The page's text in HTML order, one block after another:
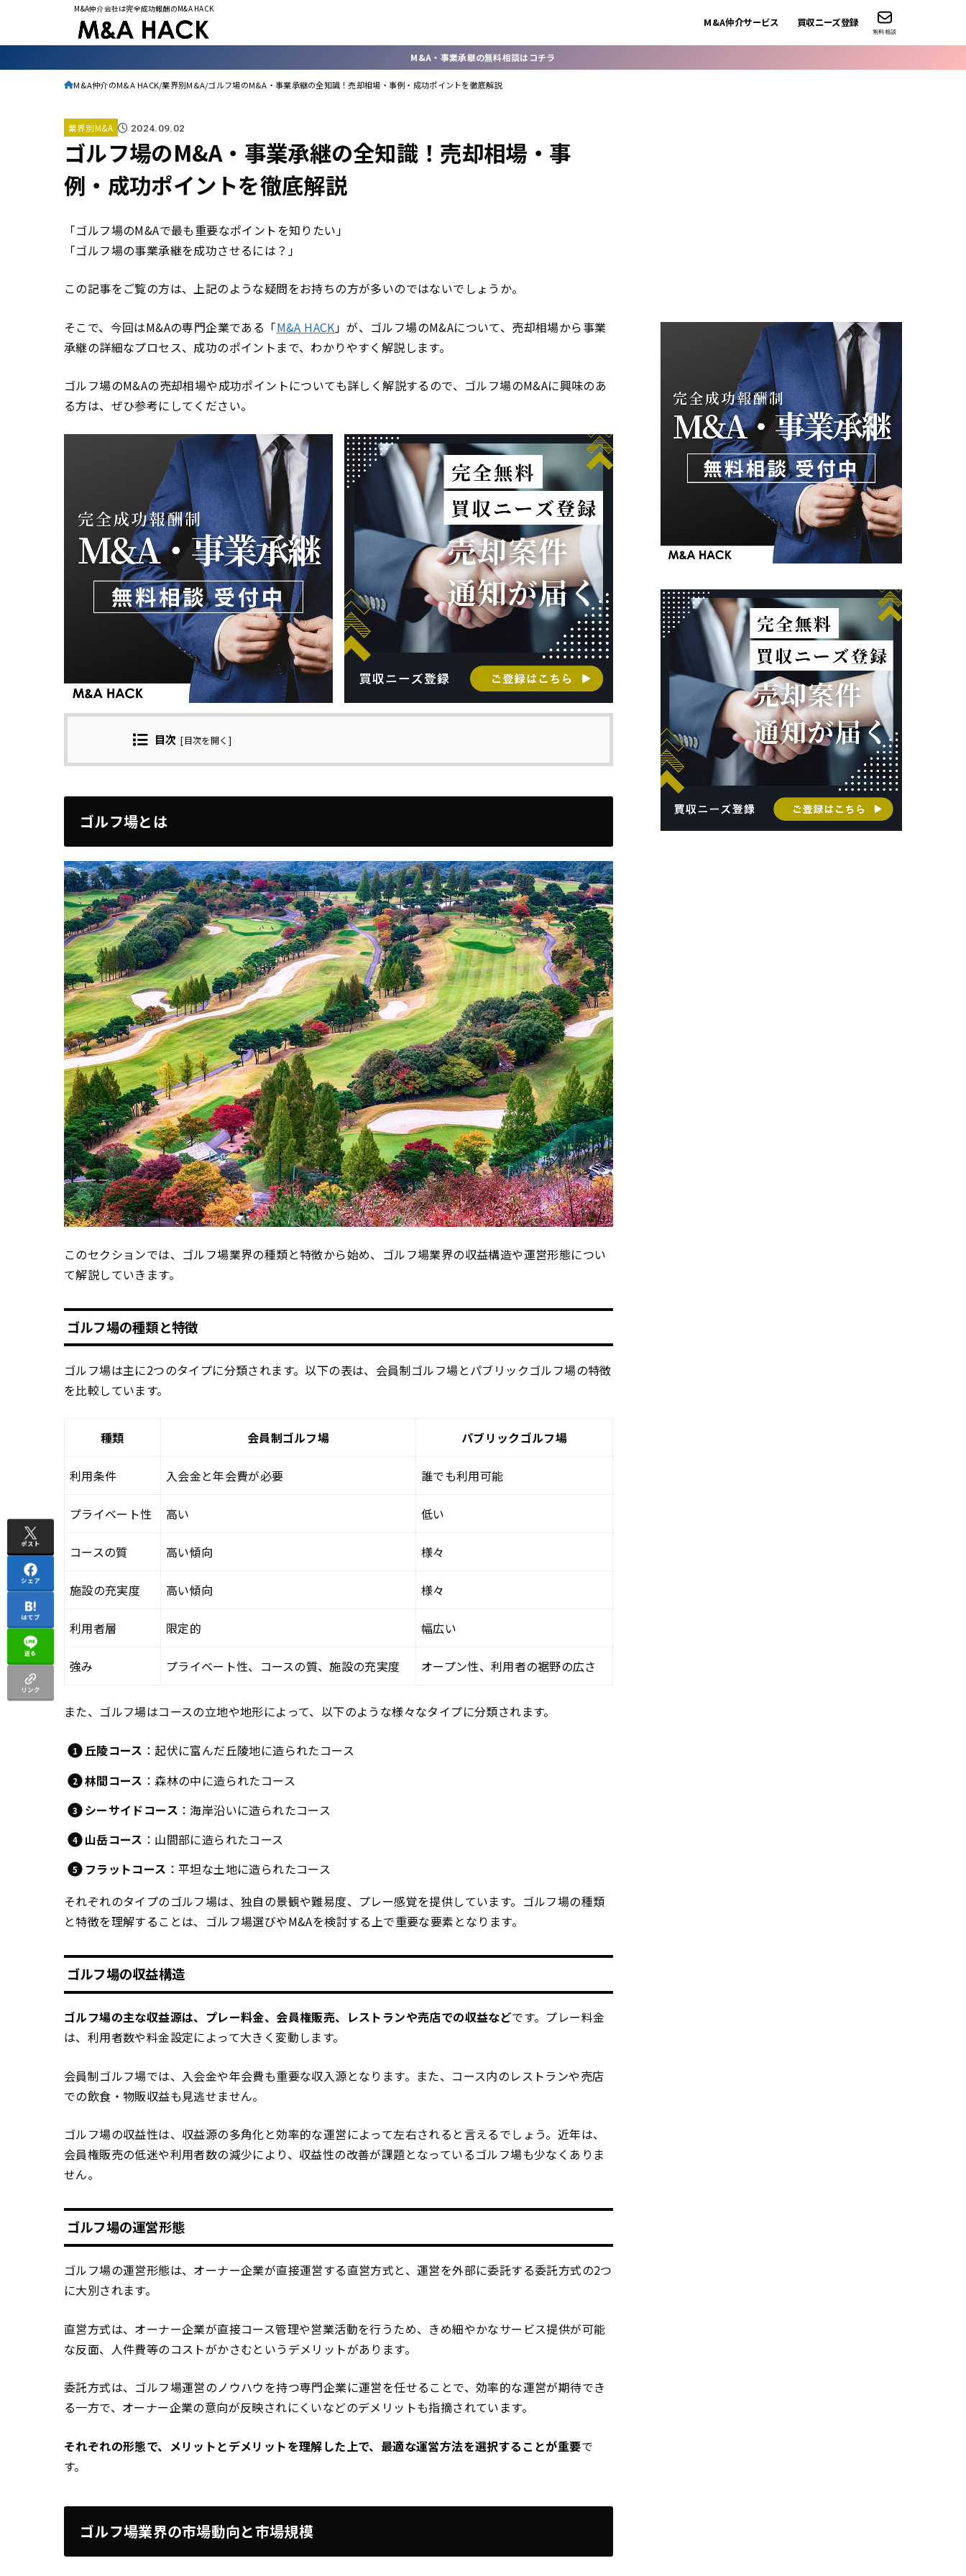
M&A仲介会社は完全成功報酬のM&A HACK
M&A仲介サービス 買収ニーズ登録
無料相談
M&A・事業承継の無料相談はコチラ
M&A仲介のM&A HACK 業界別M&A ゴルフ場のM&A・事業承継の全知識！売却相場・事例・成功ポイントを徹底解説
業界別M&A 2024.09.02
ゴルフ場のM&A・事業承継の全知識！売却相場・事
例・成功ポイントを徹底解説
「ゴルフ場のM&Aで最も重要なポイントを知りたい」
「ゴルフ場の事業承継を成功させるには？」
この記事をご覧の方は、上記のような疑問をお持ちの方が多いのではないでしょうか。
そこで、今回はM&Aの専門企業である「M&A HACK 」が、ゴルフ場のM&Aについて、売却相場から事業
承継の詳細なプロセス、成功のポイントまで、わかりやすく解説します。
ゴルフ場のM&Aの売却相場や成功ポイントについても詳しく解説するので、ゴルフ場のM&Aに興味のあ
る方は、ぜひ参考にしてください。
目次 [目次を開く ]
ゴルフ場とは
このセクションでは、ゴルフ場業界の種類と特徴から始め、ゴルフ場業界の収益構造や運営形態につい
て解説していきます。
ゴルフ場の種類と特徴
ゴルフ場は主に2つのタイプに分類されます。以下の表は、会員制ゴルフ場とパブリックゴルフ場の特徴
を比較しています。
種類 会員制ゴルフ場 パブリックゴルフ場
利用条件 入会金と年会費が必要 誰でも利用可能
プライベート性 高い 低い
コースの質 高い傾向 様々
施設の充実度 高い傾向 様々
利用者層 限定的 幅広い
強み プライベート性、コースの質、施設の充実度 オープン性、利用者の裾野の広さ
また、ゴルフ場はコースの立地や地形によって、以下のような様々なタイプに分類されます。
丘陵コース ：起伏に富んだ丘陵地に造られたコース
林間コース ：森林の中に造られたコース
シーサイドコース ：海岸沿いに造られたコース
山岳コース ：山間部に造られたコース
フラットコース ：平坦な土地に造られたコース
それぞれのタイプのゴルフ場は、独自の景観や難易度、プレー感覚を提供しています。ゴルフ場の種類
と特徴を理解することは、ゴルフ場選びやM&Aを検討する上で重要な要素となります。
ゴルフ場の収益構造
ゴルフ場の主な収益源は、プレー料金、会員権販売、レストランや売店での収益などです。プレー料金
は、利用者数や料金設定によって大きく変動します。
会員制ゴルフ場では、入会金や年会費も重要な収入源となります。また、コース内のレストランや売店
での飲食・物販収益も見逃せません。
ゴルフ場の収益性は、収益源の多角化と効率的な運営によって左右されると言えるでしょう。近年は、
会員権販売の低迷や利用者数の減少により、収益性の改善が課題となっているゴルフ場も少なくありま
せん。
ゴルフ場の運営形態
ゴルフ場の運営形態は、オーナー企業が直接運営する直営方式と、運営を外部に委託する委託方式の2つ
に大別されます。
直営方式は、オーナー企業が直接コース管理や営業活動を行うため、きめ細やかなサービス提供が可能
な反面、人件費等のコストがかさむというデメリットがあります。
委託方式は、ゴルフ場運営のノウハウを持つ専門企業に運営を任せることで、効率的な運営が期待でき
る一方で、オーナー企業の意向が反映されにくいなどのデメリットも指摘されています。
それぞれの形態で、メリットとデメリットを理解した上で、最適な運営方法を選択することが重要で
す。
ゴルフ場業界の市場動向と市場規模
ポスト
シェア
はてブ
送る
リンク